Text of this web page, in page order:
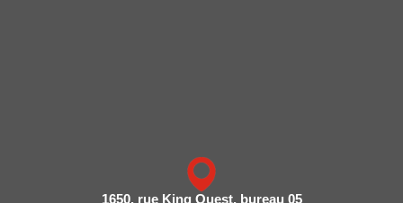
1650, rue King Ouest, bureau 05